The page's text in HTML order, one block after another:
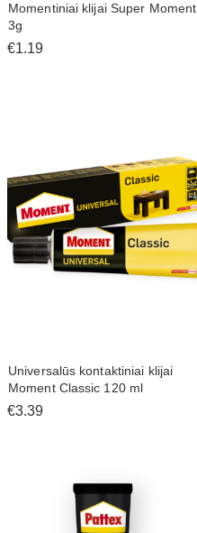
Momentiniai klijai Super Moment
3g
€1.19
Universalūs kontaktiniai klijai
Moment Classic 120 ml
€3.39